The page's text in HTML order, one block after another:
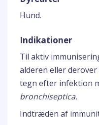
Hund.
Indikationer
Til aktiv
alderen eller
tegn efter infektion
bronchiseptica.
Indtræden af